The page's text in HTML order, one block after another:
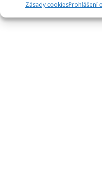
Zásady cookiesProhlášení